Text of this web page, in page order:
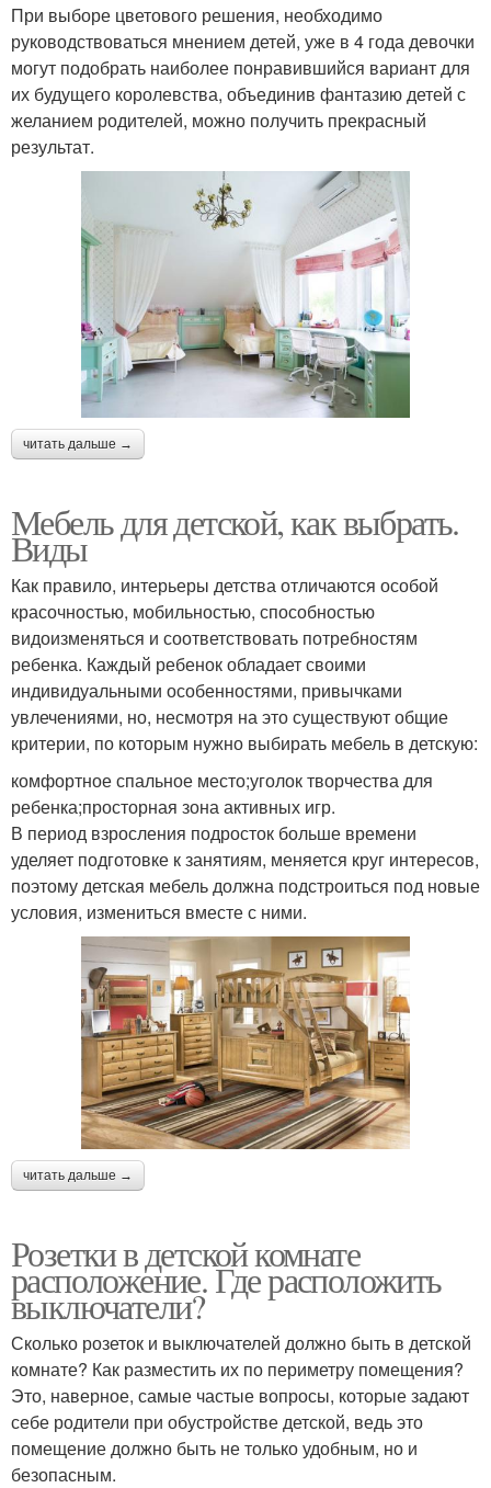
При выборе цветового решения, необходимо
руководствоваться мнением детей, уже в 4 года девочки
могут подобрать наиболее понравившийся вариант для
их будущего королевства, объединив фантазию детей с
желанием родителей, можно получить прекрасный
результат.
читать дальше →
Мебель для детской, как выбрать.
Виды
Как правило, интерьеры детства отличаются особой
красочностью, мобильностью, способностью
видоизменяться и соответствовать потребностям
ребенка. Каждый ребенок обладает своими
индивидуальными особенностями, привычками
увлечениями, но, несмотря на это существуют общие
критерии, по которым нужно выбирать мебель в детскую:
комфортное спальное место;уголок творчества для
ребенка;просторная зона активных игр.
В период взросления подросток больше времени
уделяет подготовке к занятиям, меняется круг интересов,
поэтому детская мебель должна подстроиться под новые
условия, измениться вместе с ними.
читать дальше →
Розетки в детской комнате
расположение. Где расположить
выключатели?
Сколько розеток и выключателей должно быть в детской
комнате? Как разместить их по периметру помещения?
Это, наверное, самые частые вопросы, которые задают
себе родители при обустройстве детской, ведь это
помещение должно быть не только удобным, но и
безопасным.